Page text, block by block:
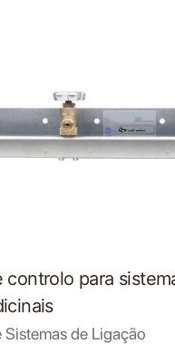
controlo para
de Ligação